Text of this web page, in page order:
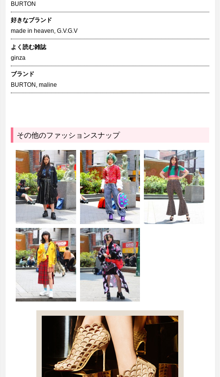
BURTON
好きなブランド
made in heaven, G.V.G.V
よく読む雑誌
ginza
ブランド
BURTON , maline
その他のファッションスナップ